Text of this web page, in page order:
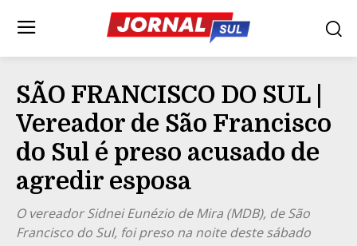
SÃO FRANCISCO DO SUL |
Vereador de São Francisco
do Sul é preso acusado de
agredir esposa
O vereador Sidnei Eunézio de Mira (MDB), de São
Francisco do Sul, foi preso na noite deste sábado